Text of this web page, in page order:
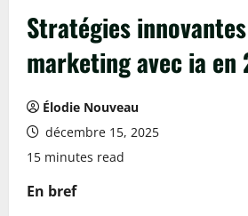
Stratégies
marketing avec ia en
Élodie Nouveau
décembre 15, 2025
15 minutes read
En bref